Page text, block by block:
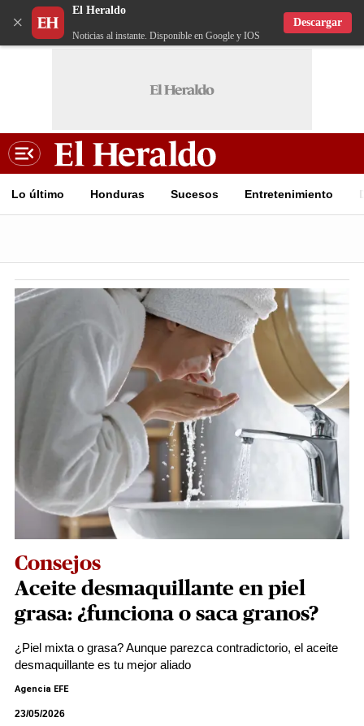
×
El Heraldo
Noticias al instante. Disponible en Google y IOS
Descargar
Lo último Honduras Sucesos Entretenimiento
Consejos
Aceite desmaquillante en piel
grasa: ¿funciona o saca granos?
¿Piel mixta o grasa? Aunque parezca contradictorio, el aceite
desmaquillante es tu mejor aliado
Agencia EFE
23/05/2026